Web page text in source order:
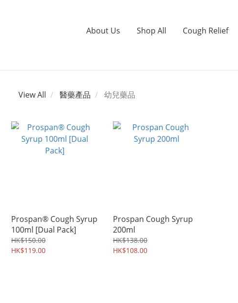
About Us Shop All Cough Relief
View All 醫藥產品 幼兒藥品
Prospan® Cough Syrup
100ml [Dual Pack]
HK$150.00
HK$119.00
Prospan Cough Syrup
200ml
HK$138.00
HK$108.00